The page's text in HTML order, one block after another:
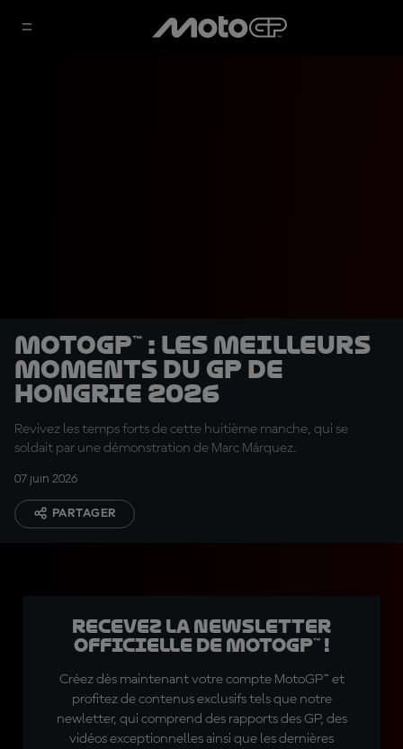
MotoGP™ : les meilleurs
moments du GP de
Hongrie 2026
Revivez les temps forts de cette huitième manche, qui se
soldait par une démonstration de Marc Márquez.
07 juin 2026
PARTAGER
Recevez la Newsletter
officielle de MotoGP™ !
Créez dès maintenant votre compte MotoGP™ et
profitez de contenus exclusifs tels que notre
newletter, qui comprend des rapports des GP, des
vidéos exceptionnelles ainsi que les dernières